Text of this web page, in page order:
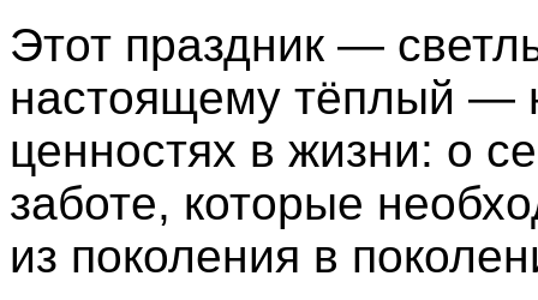
Этот праздник —
настоящему тёплый —
ценностях в жизни: о
заботе, которые
из поколения в